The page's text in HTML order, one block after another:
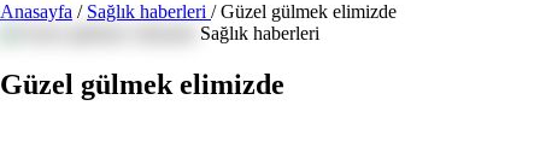
Anasayfa / Sağlık haberleri / Güzel gülmek elimizde
Sağlık haberleri
Güzel gülmek elimizde